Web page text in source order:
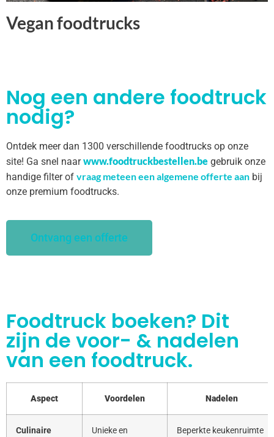
Vegan foodtrucks
Nog een andere foodtruck
nodig?
Ontdek meer dan 1300 verschillende foodtrucks op onze
site! Ga snel naarwww.foodtruckbestellen.be gebruik onze
handige filter of vraag meteen een algemene offerte aan bij
onze premium foodtrucks.
Ontvang een offerte
Foodtruck boeken? Dit
zijn de voor- & nadelen
van een foodtruck.
Aspect Voordelen Nadelen
Culinaire
Unieke en
Beperkte keukenruimte